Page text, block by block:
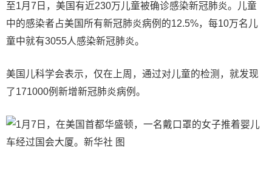
至1月7日，美国有近230万儿童被确诊感染新冠肺炎。儿童
中的感染者占美国所有新冠肺炎病例的12.5%，每10万名儿
童中就有3055人感染新冠肺炎。
美国儿科学会表示，仅在上周，通过对儿童的检测，就发现
了171000例新增新冠肺炎病例。